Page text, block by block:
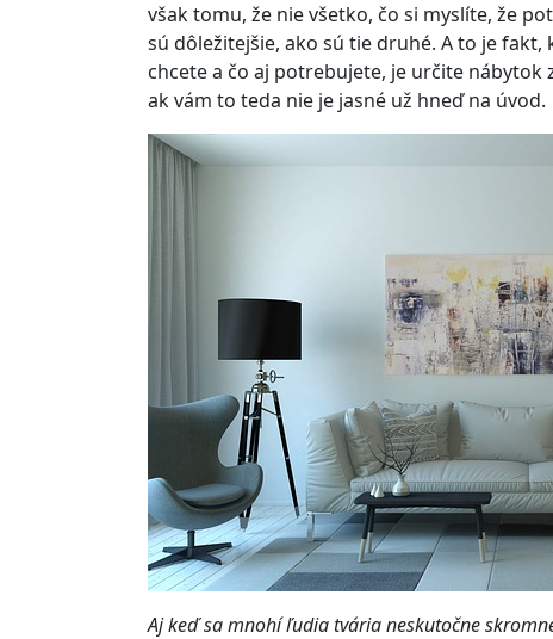
však tomu, že nie všetko, čo si myslíte, že
sú dôležitejšie, ako sú tie druhé. A to je
chcete a čo aj potrebujete, je určite nábytok
ak vám to teda nie je jasné už hneď na úvod.
Aj keď sa mnohí ľudia tvária neskutočne